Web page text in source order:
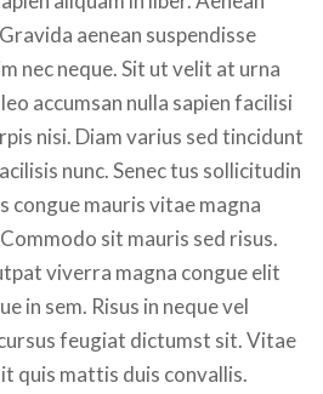
aenean suspendisse
nec neque. Sit ut velit at urna
accumsan nulla sapien facilisi
nisi. Diam varius sed tincidunt
nunc. Senec tus sollicitudin
congue mauris vitae magna
sit mauris sed risus.
viverra magna congue elit
in sem. Risus in neque vel
feugiat dictumst sit. Vitae
quis mattis duis convallis.